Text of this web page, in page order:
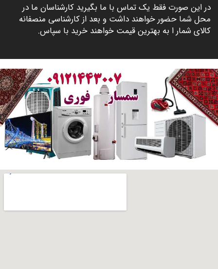
در این صورت فقط یک تماس با ما بگیرید کارشناسان ما در
محل شما حضور خواهند داشت و بعد از کارشناسی منصفانه
کالای شمار ا به بهترین قیمت خواهند خرید با سپاس.